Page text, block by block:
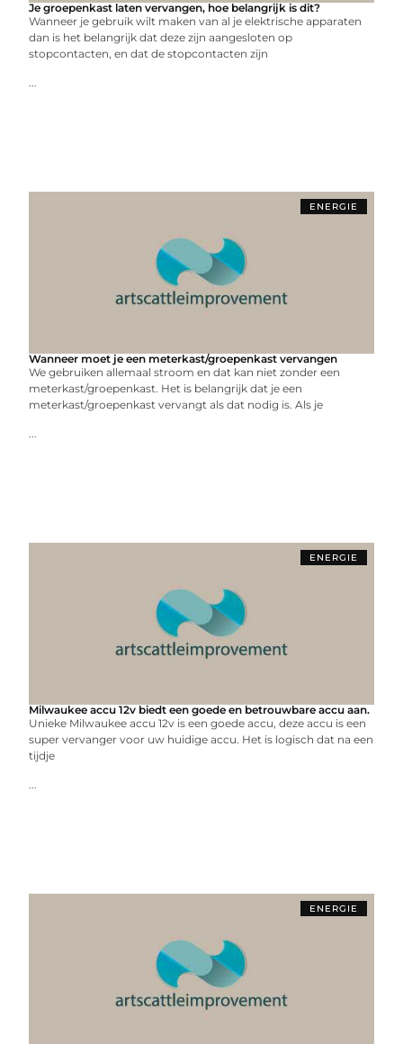
Je groepenkast laten vervangen, hoe belangrijk is dit?
Wanneer je gebruik wilt maken van al je elektrische apparaten
dan is het belangrijk dat deze zijn aangesloten op
stopcontacten, en dat de stopcontacten zijn
...
ENERGIE
Wanneer moet je een meterkast/groepenkast vervangen
We gebruiken allemaal stroom en dat kan niet zonder een
meterkast/groepenkast. Het is belangrijk dat je een
meterkast/groepenkast vervangt als dat nodig is. Als je
...
ENERGIE
Milwaukee accu 12v biedt een goede en betrouwbare accu aan.
Unieke Milwaukee accu 12v is een goede accu, deze accu is een
super vervanger voor uw huidige accu. Het is logisch dat na een
tijdje
...
ENERGIE